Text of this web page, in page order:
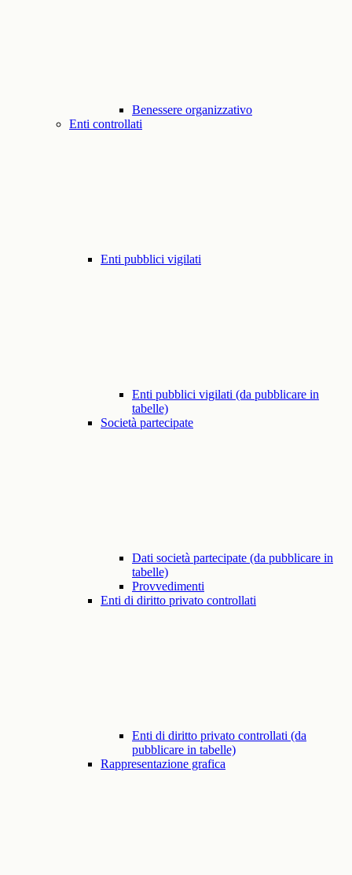
Benessere organizzativo
Enti controllati
Enti pubblici vigilati
Enti pubblici vigilati (da pubblicare in
tabelle)
Società partecipate
Dati società partecipate (da pubblicare in
tabelle)
Provvedimenti
Enti di diritto privato controllati
Enti di diritto privato controllati (da
pubblicare in tabelle)
Rappresentazione grafica